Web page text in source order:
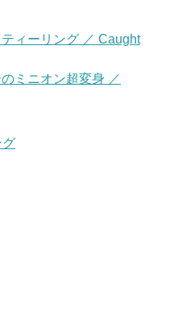
ィーリング ／ Caught
ミニオン超変身 ／
グ